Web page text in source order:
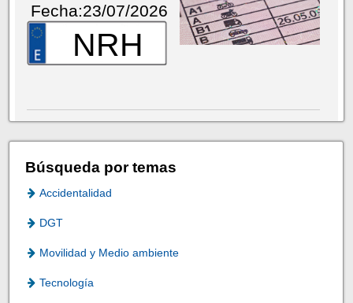
Fecha:23/07/2026
NRH
Búsqueda por temas
Accidentalidad
DGT
Movilidad y Medio ambiente
Tecnología